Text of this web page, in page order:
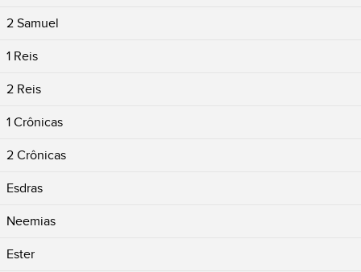
2 Samuel
1 Reis
2 Reis
1 Crônicas
2 Crônicas
Esdras
Neemias
Ester